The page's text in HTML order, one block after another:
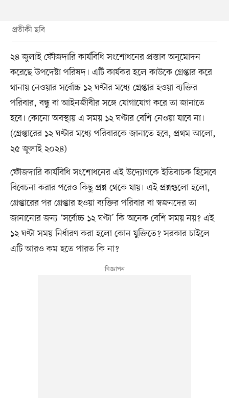
প্রতীকী ছবি
২৪ জুলাই ফৌজদারি কার্যবিধি সংশোধনের প্রস্তাব অনুমোদন
করেছে উপদেষ্টা পরিষদ। এটি কার্যকর হলে কাউকে গ্রেপ্তার করে
থানায় নেওয়ার সর্বোচ্চ ১২ ঘণ্টার মধ্যে গ্রেপ্তার হওয়া ব্যক্তির
পরিবার, বন্ধু বা আইনজীবীর সঙ্গে যোগাযোগ করে তা জানাতে
হবে। কোনো অবস্থায় এ সময় ১২ ঘণ্টার বেশি নেওয়া যাবে না।
(গ্রেপ্তারের ১২ ঘণ্টার মধ্যে পরিবারকে জানাতে হবে, প্রথম আলো,
২৫ জুলাই ২০২৪)
ফৌজদারি কার্যবিধি সংশোধনের এই উদ্যোগকে ইতিবাচক হিসেবে
বিবেচনা করার পরেও কিছু প্রশ্ন থেকে যায়। এই প্রশ্নগুলো হলো,
গ্রেপ্তারের পর গ্রেপ্তার হওয়া ব্যক্তির পরিবার বা স্বজনদের তা
জানানোর জন্য ‘সর্বোচ্চ ১২ ঘণ্টা’ কি অনেক বেশি সময় নয়? এই
১২ ঘণ্টা সময় নির্ধারণ করা হলো কোন যুক্তিতে? সরকার চাইলে
এটি আরও কম হতে পারত কি না?